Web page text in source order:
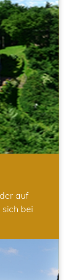
auf
bei